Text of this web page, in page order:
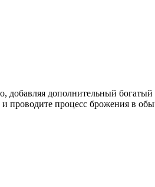
дополнительный богатый
проводите процесс брожения в